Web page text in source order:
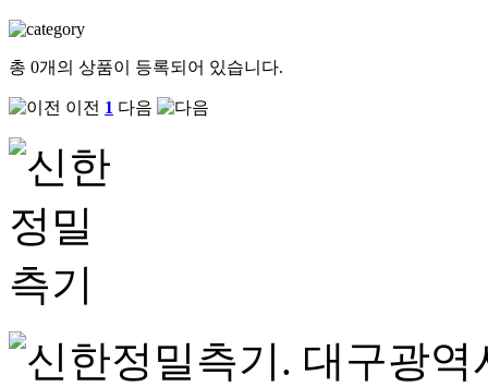
총 0개 의 상품이 등록되어 있습니다.
이전 1 다음